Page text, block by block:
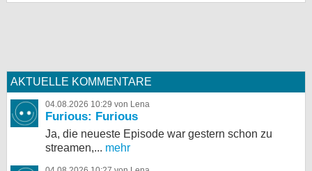
AKTUELLE KOMMENTARE
04.08.2026 10:29 von Lena
Furious: Furious
Ja, die neueste Episode war gestern schon zu
streamen,... mehr